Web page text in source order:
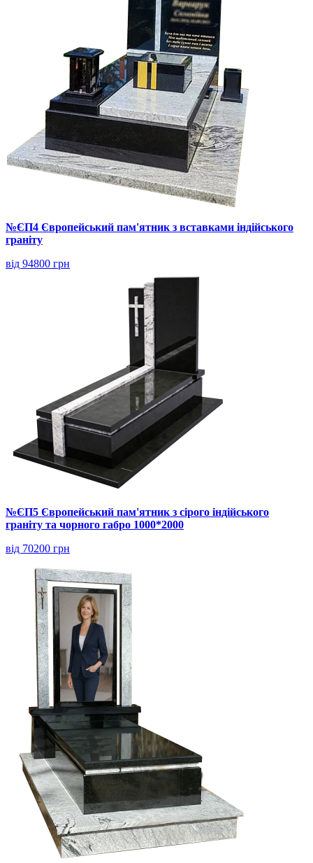
№ЄП4 Європейський пам'ятник з вставками індійського
граніту
від 94800 грн
№ЄП5 Європейський пам'ятник з сірого індійського
граніту та чорного габро 1000*2000
від 70200 грн